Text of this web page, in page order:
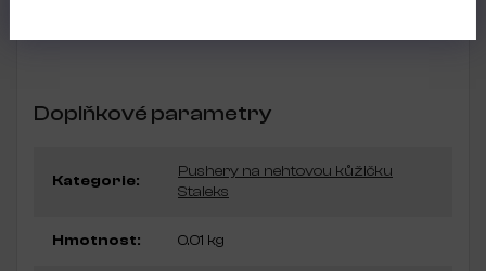
Doplňkové parametry
Kategorie:
Pushery na nehtovou kůžičku
Staleks
Hmotnost: 0.01 kg